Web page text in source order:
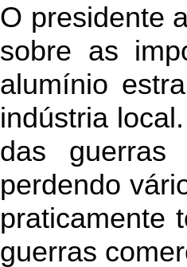
O presidente
sobre as
alumínio
indústria
das guerras
perdendo
praticamente
guerras